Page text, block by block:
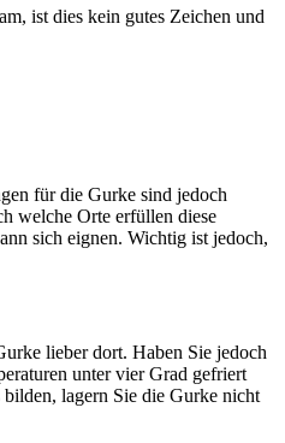
ist dies kein gutes Zeichen und
für die Gurke sind jedoch
welche Orte erfüllen diese
sich eignen. Wichtig ist jedoch,
lieber dort. Haben Sie jedoch
unter vier Grad gefriert
lagern Sie die Gurke nicht